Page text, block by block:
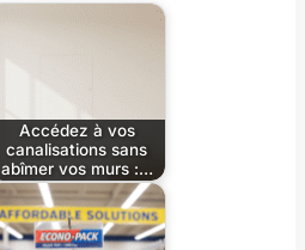
Accédez à vos
canalisations sans
abîmer vos murs :…